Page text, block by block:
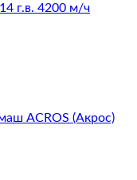
г.в. 4200 м/ч
ACROS (Акрос)